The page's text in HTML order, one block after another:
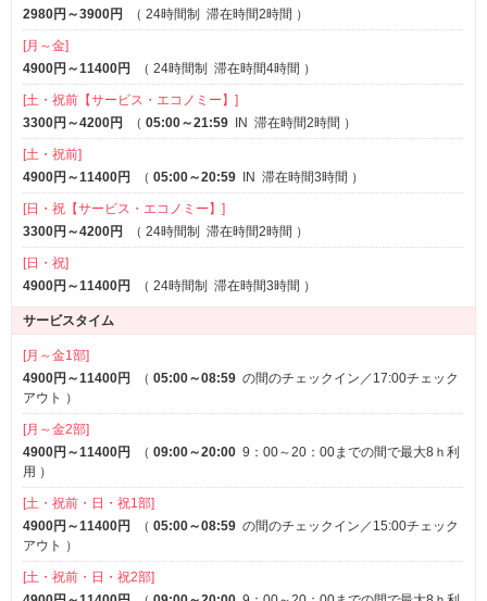
2980円～3900円
（ 24時間制 滞在時間2時間 ）
[月～金]
4900円～11400円
（ 24時間制 滞在時間4時間 ）
[土・祝前【サービス・エコノミー】]
3300円～4200円
（ 05:00～21:59 IN 滞在時間2時間 ）
[土・祝前]
4900円～11400円
（ 05:00～20:59 IN 滞在時間3時間 ）
[日・祝【サービス・エコノミー】]
3300円～4200円
（ 24時間制 滞在時間2時間 ）
[日・祝]
4900円～11400円
（ 24時間制 滞在時間3時間 ）
サービスタイム
[月～金1部]
4900円～11400円
（ 05:00～08:59 の間のチェックイン／17:00チェック
アウト ）
[月～金2部]
4900円～11400円
（ 09:00～20:00 9：00～20：00までの間で最大8ｈ利
用 ）
[土・祝前・日・祝1部]
4900円～11400円
（ 05:00～08:59 の間のチェックイン／15:00チェック
アウト ）
[土・祝前・日・祝2部]